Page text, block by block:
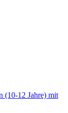
(10-12 Jahre) mit